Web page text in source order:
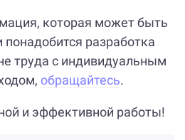
которая может быть
понадобится разработка
труда с индивидуальным
обращайтесь.
и эффективной работы!